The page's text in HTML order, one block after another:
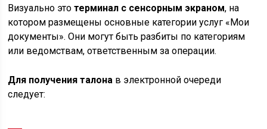
Визуально этотерминал с сенсорным экраном, на
котором размещены основные категории услуг «Мои
документы». Они могут быть разбиты по категориям
или ведомствам, ответственным за операции.
Для получения талона в электронной очереди
следует: